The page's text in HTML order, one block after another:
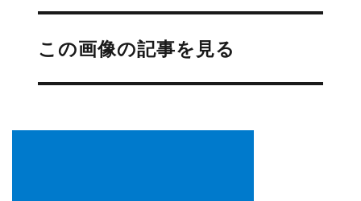
投
ナ
ビ
ー
この画像の記事を見る